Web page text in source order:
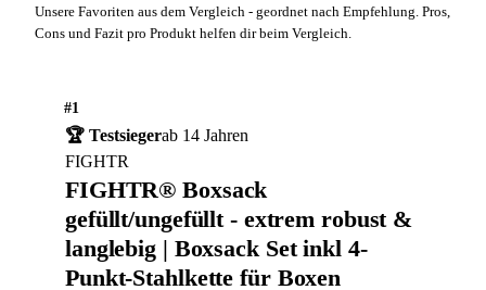
Unsere Favoriten aus dem Vergleich - geordnet nach Empfehlung. Pros,
Cons und Fazit pro Produkt helfen dir beim Vergleich.
#1
🏆 Testsiegerab 14 Jahren
FIGHTR
FIGHTR® Boxsack
gefüllt/ungefüllt - extrem robust &
langlebig | Boxsack Set inkl 4-
Punkt-Stahlkette für Boxen